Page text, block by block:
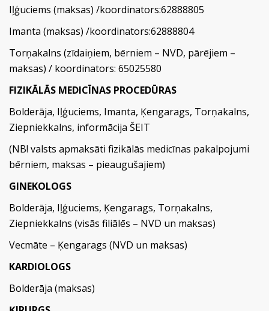
Iļģuciems (maksas) /koordinators:62888805
Imanta (maksas) /koordinators:62888804
Torņakalns (zīdaiņiem, bērniem – NVD, pārējiem –
maksas) / koordinators: 65025580
FIZIKĀLĀS MEDICĪNAS PROCEDŪRAS
Bolderāja, Iļģuciems, Imanta, Ķengarags, Torņakalns,
Ziepniekkalns, informācija ŠEIT
(NB! valsts apmaksāti fizikālās medicīnas pakalpojumi
bērniem, maksas – pieaugušajiem)
GINEKOLOGS
Bolderāja, Iļģuciems, Ķengarags, Torņakalns,
Ziepniekkalns (visās filiālēs – NVD un maksas)
Vecmāte – Ķengarags (NVD un maksas)
KARDIOLOGS
Bolderāja (maksas)